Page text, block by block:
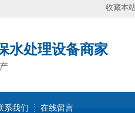
收藏本
水处理设备商家
系我们 在线留言